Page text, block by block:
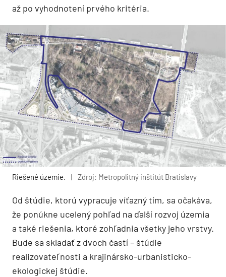
až po vyhodnotení prvého kritéria.
Riešené územie. Zdroj: Metropolitný inštitút Bratislavy
Od štúdie, ktorú vypracuje víťazný tím, sa očakáva,
že ponúkne ucelený pohľad na ďalší rozvoj územia
a také riešenia, ktoré zohľadnia všetky jeho vrstvy.
Bude sa skladať z dvoch častí – štúdie
realizovateľnosti a krajinársko-urbanisticko-
ekologickej štúdie.